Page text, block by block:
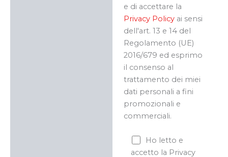
e di accettare la
Privacy Policyai sensi
dell'art. 13 e 14 del
Regolamento (UE)
2016/679 ed esprimo
il consenso al
trattamento dei miei
dati personali a fini
promozionali e
commerciali.
Ho letto e
accetto la Privacy